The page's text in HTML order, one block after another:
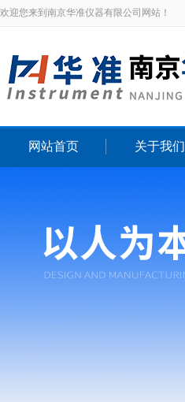
欢迎您来到南京华准仪器有限公司网站！
网站首页 关于我们